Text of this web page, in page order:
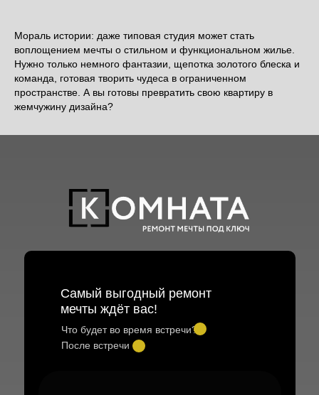
Мораль истории: даже типовая студия может стать
воплощением мечты о стильном и функциональном жилье.
Нужно только немного фантазии, щепотка золотого блеска и
команда, готовая творить чудеса в ограниченном
пространстве. А вы готовы превратить свою квартиру в
жемчужину дизайна?
Самый выгодный ремонт
мечты ждёт вас!
Что будет во время встречи?
После встречи